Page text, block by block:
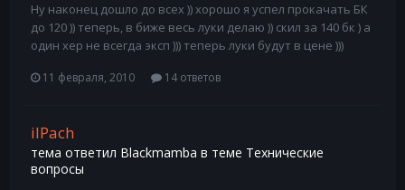
Ну наконец дошло до всех )) хорошо я успел прокачать БК
до 120 )) теперь, в биже весь луки делаю )) скил за 140 бк ) а
один хер не всегда эксп ))) теперь луки будут в цене )))
11 февраля, 2010 14 ответов
ilPach
тема ответил Blackmamba в теме Технические
вопросы